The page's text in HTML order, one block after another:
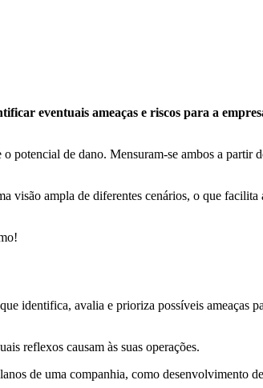
eventuais ameaças e riscos para a
potencial de dano. Mensuram-se ambos a partir
ampla de diferentes cenários, o que
avalia e prioriza possíveis ameaças
reflexos causam às suas operações.
de uma companhia, como desenvolvimento